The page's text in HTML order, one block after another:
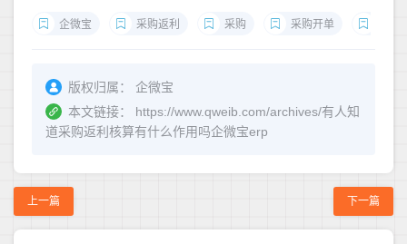
企微宝 采购返利 采购 采购开单
版权归属：
企微宝
本文链接：
https://www.qweib.com/archives/有人知
道采购返利核算有什么作用吗企微宝erp
上一篇 下一篇